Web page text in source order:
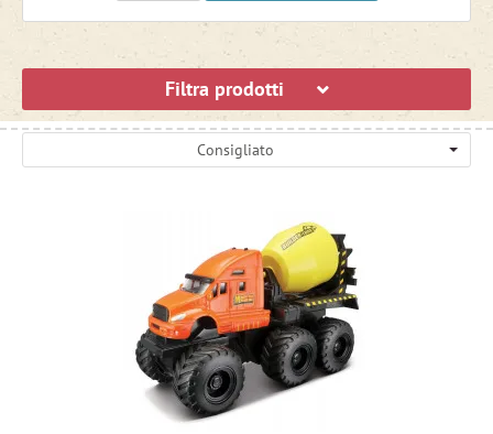
Filtra prodotti
Consigliato